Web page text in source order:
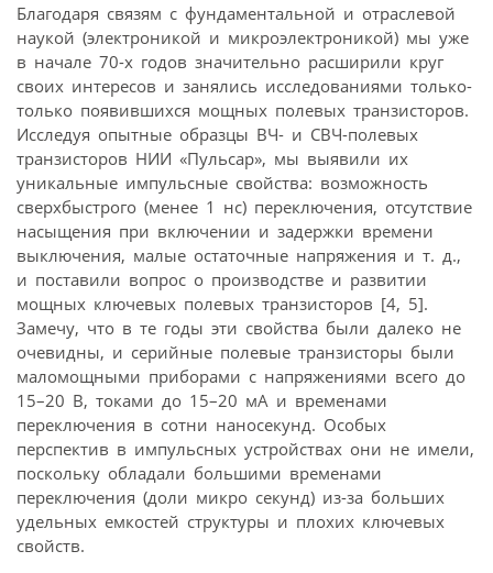
Благодаря связям с фундаментальной и отраслевой
наукой (электроникой и микроэлектроникой) мы уже
в начале 70-х годов значительно расширили круг
своих интересов и занялись исследованиями только-
только появившихся мощных полевых транзисторов.
Исследуя опытные образцы ВЧ- и СВЧ-полевых
транзисторов НИИ «Пульсар», мы выявили их
уникальные импульсные свойства: возможность
сверхбыстрого (менее 1 нс) переключения, отсутствие
насыщения при включении и задержки времени
выключения, малые остаточные напряжения и т. д.,
и поставили вопрос о производстве и развитии
мощных ключевых полевых транзисторов [4, 5].
Замечу, что в те годы эти свойства были далеко не
очевидны, и серийные полевые транзисторы были
маломощными приборами с напряжениями всего до
15–20 В, токами до 15–20 мА и временами
переключения в сотни наносекунд. Особых
перспектив в импульсных устройствах они не имели,
поскольку обладали большими временами
переключения (доли микро секунд) из-за больших
удельных емкостей структуры и плохих ключевых
свойств.